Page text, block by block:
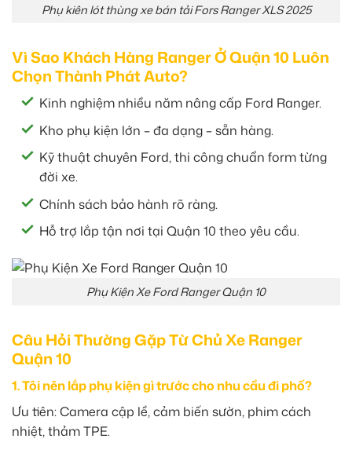
Phụ kiên lót thùng xe bán tải Fors Ranger XLS 2025
Vì Sao Khách Hàng Ranger Ở Quận 10 Luôn
Chọn Thành Phát Auto?
Kinh nghiệm nhiều năm nâng cấp Ford Ranger.
Kho phụ kiện lớn – đa dạng – sẵn hàng.
Kỹ thuật chuyên Ford, thi công chuẩn form từng
đời xe.
Chính sách bảo hành rõ ràng.
Hỗ trợ lắp tận nơi tại Quận 10 theo yêu cầu.
Phụ Kiện Xe Ford Ranger Quận 10
Câu Hỏi Thường Gặp Từ Chủ Xe Ranger
Quận 10
1. Tôi nên lắp phụ kiện gì trước cho nhu cầu đi phố?
Ưu tiên: Camera cập lề, cảm biến sườn, phim cách
nhiệt, thảm TPE.